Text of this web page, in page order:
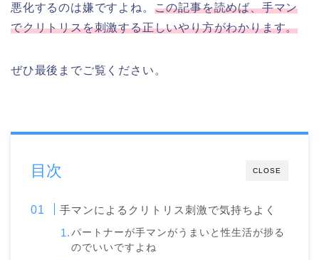
悪化するのは嫌ですよね。 この記事を読めば、手マン
でクリトリスを刺激する正しいやり方がわかります。
ぜひ最後までご覧ください。
CLOSE
目次
手マンによるクリトリス刺激で気持ちよく
パートナーが手マンがうまいと性生活が捗る
のでいいですよね